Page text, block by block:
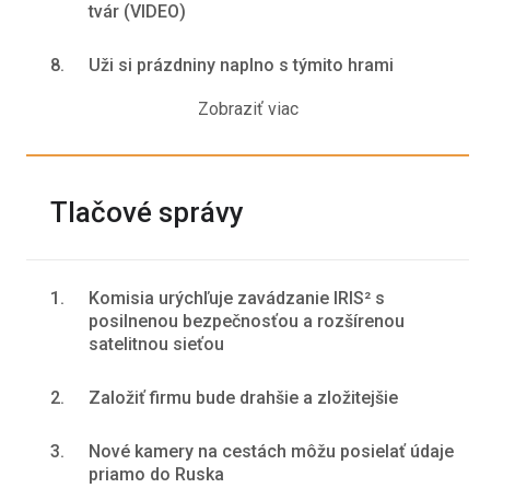
tvár (VIDEO)
8. Uži si prázdniny naplno s týmito hrami
Zobraziť viac
Tlačové správy
1.
Komisia urýchľuje zavádzanie IRIS² s
posilnenou bezpečnosťou a rozšírenou
satelitnou sieťou
2. Založiť firmu bude drahšie a zložitejšie
3.
Nové kamery na cestách môžu posielať údaje
priamo do Ruska